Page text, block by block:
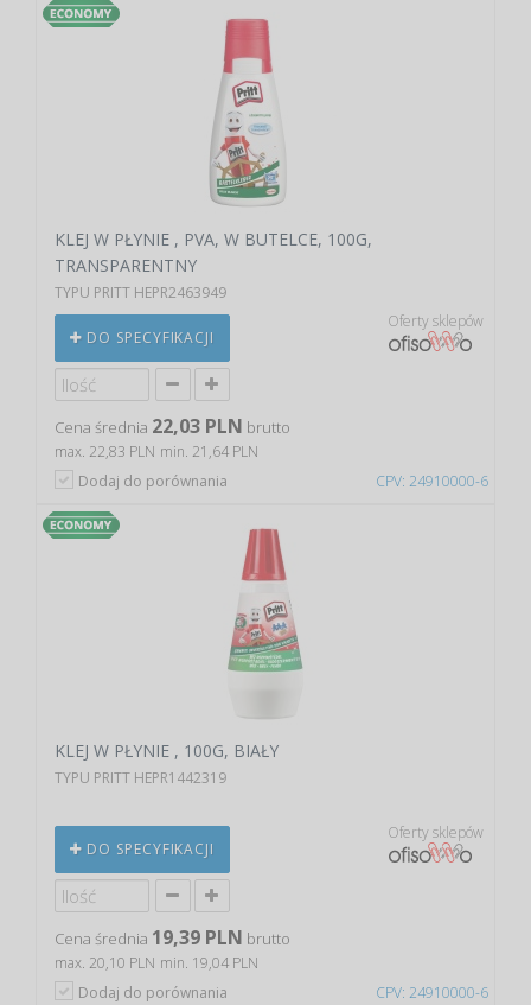
CPV: 24910000-6
KLEJ W PŁYNIE , PVA, W BUTELCE, 100G,
TRANSPARENTNY
TYPU PRITT HEPR2463949
DO SPECYFIKACJI
Oferty sklepów
Cena średnia 22,03 PLN brutto
max. 22,83 PLN min. 21,64 PLN
Dodaj do porównania
CPV: 24910000-6
KLEJ W PŁYNIE , 100G, BIAŁY
TYPU PRITT HEPR1442319
DO SPECYFIKACJI
Oferty sklepów
Cena średnia 19,39 PLN brutto
max. 20,10 PLN min. 19,04 PLN
Dodaj do porównania